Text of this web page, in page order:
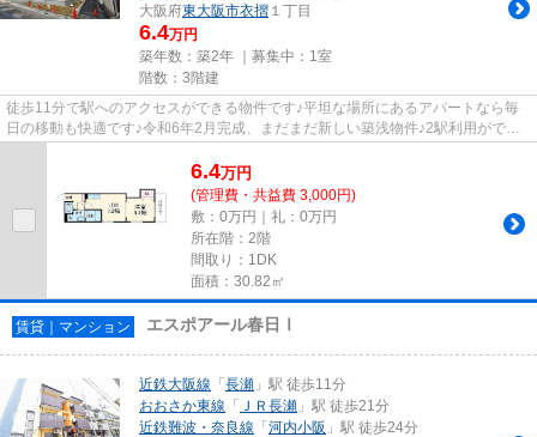
大阪府東大阪市衣摺 １丁目
6.4万円
築年数：築2年 ｜募集中： 1室
階数：3階建
徒歩11分で駅へのアクセスができる物件です♪平坦な場所にあるアパートなら毎
日の移動も快適です♪令和6年2月完成、まだまだ新しい築浅物件♪2駅利用ができ
るので電車の利用に役立つアパ...
6.4万円
(管理費・共益費 3,000円)
敷：0万円｜礼：0万円
所在階：2階
間取り：1DK
面積：30.82㎡
賃貸｜マンション エスポアール春日Ⅰ
近鉄大阪線 「長瀬 」駅 徒歩11分
おおさか東線 「 ＪＲ長瀬 」駅 徒歩21分
近鉄難波・奈良線 「河内小阪 」駅 徒歩24分